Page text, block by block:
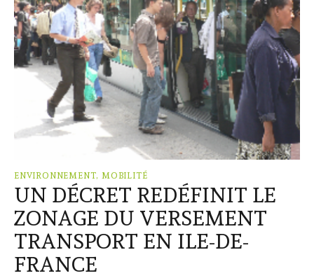
ENVIRONNEMENT, MOBILITÉ
UN DÉCRET REDÉFINIT LE
ZONAGE DU VERSEMENT
TRANSPORT EN ILE-DE-
FRANCE